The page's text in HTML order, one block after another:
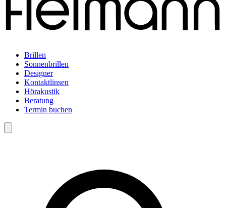
Brillen
Sonnenbrillen
Designer
Kontaktlinsen
Hörakustik
Beratung
Termin buchen